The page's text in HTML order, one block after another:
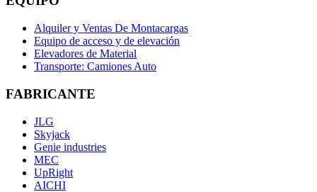
Alquiler y Ventas De Montacargas
Equipo de acceso y de elevación
Elevadores de Material
Transporte: Camiones Auto
FABRICANTE
JLG
Skyjack
Genie industries
MEC
UpRight
AICHI